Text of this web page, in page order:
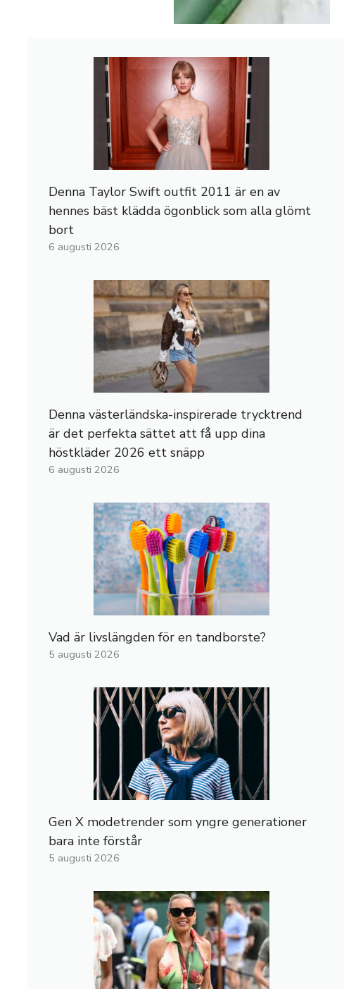
Denna Taylor Swift outfit 2011 är en av
hennes bäst klädda ögonblick som alla glömt
bort
6 augusti 2026
Denna västerländska-inspirerade trycktrend
är det perfekta sättet att få upp dina
höstkläder 2026 ett snäpp
6 augusti 2026
Vad är livslängden för en tandborste?
5 augusti 2026
Gen X modetrender som yngre generationer
bara inte förstår
5 augusti 2026